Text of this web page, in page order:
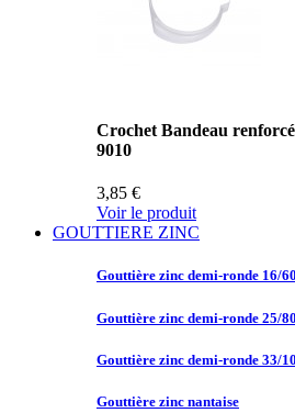
Crochet Bandeau
9010
3,85 €
Voir le produit
GOUTTIERE ZINC
Gouttière zinc demi-ronde 16/60
Gouttière zinc demi-ronde 25/80
Gouttière zinc demi-ronde 33/
Gouttière zinc nantaise